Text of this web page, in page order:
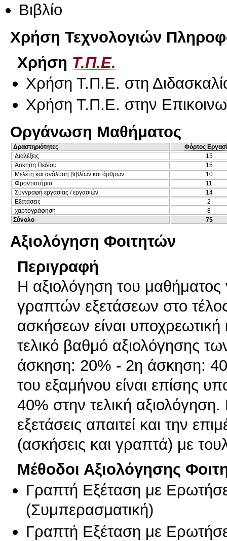
Βιβλίο
Χρήση Τεχνολογιών
Χρήση Τ.Π.Ε.
Χρήση Τ.Π.Ε. στη
Χρήση Τ.Π.Ε. στην
Οργάνωση Μαθήματος
Δραστηριότητες
Φόρτος
Διαλέξεις
15
Άσκηση Πεδίου
15
Μελέτη και ανάλυση βιβλίων και άρθρων
10
Φροντιστήριο
11
Συγγραφή εργασίας / εργασιών
14
Εξετάσεις
2
χαρτογράφηση
8
Σύνολο
75
Αξιολόγηση Φοιτητών
Περιγραφή
Η αξιολόγηση του
γραπτών εξετάσεων στο
ασκήσεων είναι
τελικό βαθμό αξιολόγησης
άσκηση: 20% - 2η άσκηση:
του εξαμήνου είναι επίσης
40% στην τελική αξιολόγηση.
εξετάσεις απαιτεί και την
(ασκήσεις και γραπτά) με
Μέθοδοι Αξιολόγησης
Γραπτή Εξέταση με
(Συμπερασματική)
Γραπτή Εξέταση με